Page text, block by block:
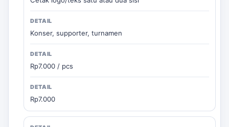
Konser, supporter, turnamen
Rp7.000 / pcs
Rp7.000